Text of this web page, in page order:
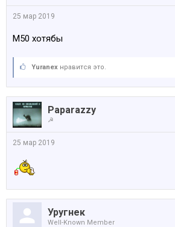
25 мар 2019
M50 хотябы
Yuranex нравится это.
Paparazzy
☭
25 мар 2019
Уругнек
Well-Known Member